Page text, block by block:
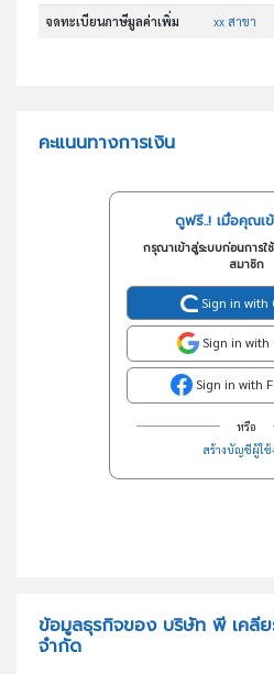
จดทะเบียนภาษีมูลค่าเพิ่ม xx สาขา
คะแนนทางการเงิน
ดูฟรี..! เมื่อคุณเ
กรุณาเข้าสู่ระบบก่อนการ
สมาชิก
Sign in with
Sign in with
Sign in with
หรือ
สร้างบัญชีผู้ใช้
ข้อมูลธุรกิจของ บริษัท พี เคลี
จำกัด